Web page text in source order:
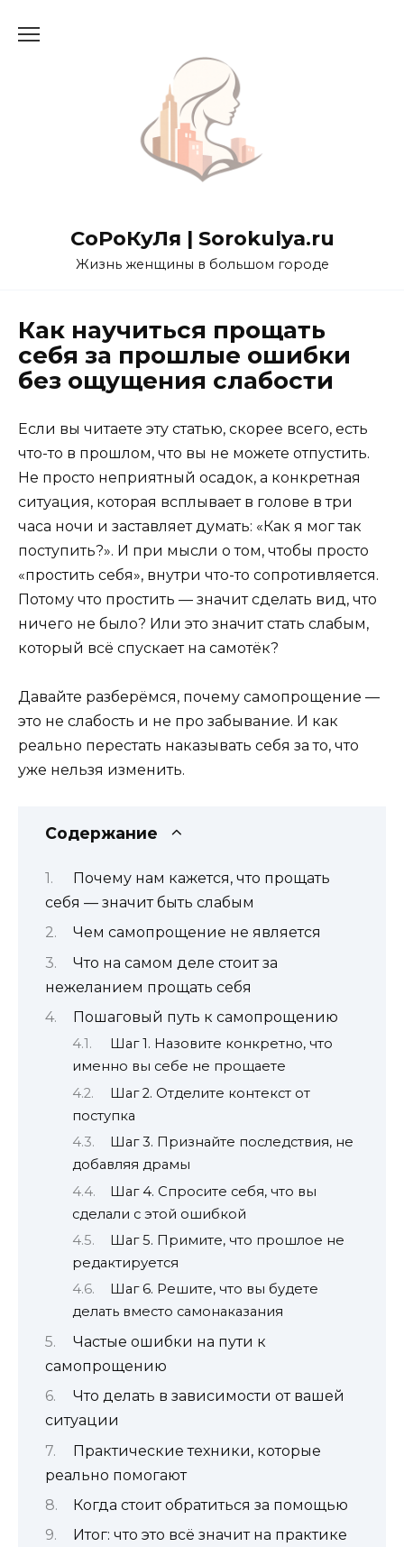
СоРоКуЛя | Sorokulya.ru
Жизнь женщины в большом городе
Как научиться прощать
себя за прошлые ошибки
без ощущения слабости
Если вы читаете эту статью, скорее всего, есть
что-то в прошлом, что вы не можете отпустить.
Не просто неприятный осадок, а конкретная
ситуация, которая всплывает в голове в три
часа ночи и заставляет думать: «Как я мог так
поступить?». И при мысли о том, чтобы просто
«простить себя», внутри что-то сопротивляется.
Потому что простить — значит сделать вид, что
ничего не было? Или это значит стать слабым,
который всё спускает на самотёк?
Давайте разберёмся, почему самопрощение —
это не слабость и не про забывание. И как
реально перестать наказывать себя за то, что
уже нельзя изменить.
Содержание
Почему нам кажется, что прощать
себя — значит быть слабым
Чем самопрощение не является
Что на самом деле стоит за
нежеланием прощать себя
Пошаговый путь к самопрощению
Шаг 1. Назовите конкретно, что
именно вы себе не прощаете
Шаг 2. Отделите контекст от
поступка
Шаг 3. Признайте последствия, не
добавляя драмы
Шаг 4. Спросите себя, что вы
сделали с этой ошибкой
Шаг 5. Примите, что прошлое не
редактируется
Шаг 6. Решите, что вы будете
делать вместо самонаказания
Частые ошибки на пути к
самопрощению
Что делать в зависимости от вашей
ситуации
Практические техники, которые
реально помогают
Когда стоит обратиться за помощью
Итог: что это всё значит на практике